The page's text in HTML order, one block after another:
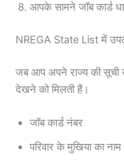
आपके सामने जॉब कार्ड
NREGA State List में
जब आप अपने राज्य की सूची
देखने को मिलती हैं।
जॉब कार्ड नंबर
परिवार के मुखिया का नाम